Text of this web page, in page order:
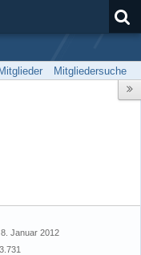
Mitgliedersuche
Januar 2012
3.731